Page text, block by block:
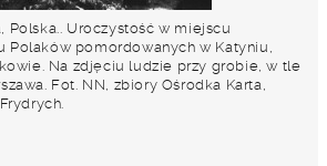
Polska.. Uroczystość w miejscu
Polaków pomordowanych w Katyniu,
Na zdjęciu ludzie przy grobie, w tle
Fot. NN, zbiory Ośrodka Karta,